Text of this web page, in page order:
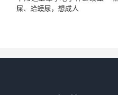
屎、蛤蟆尿，想成人